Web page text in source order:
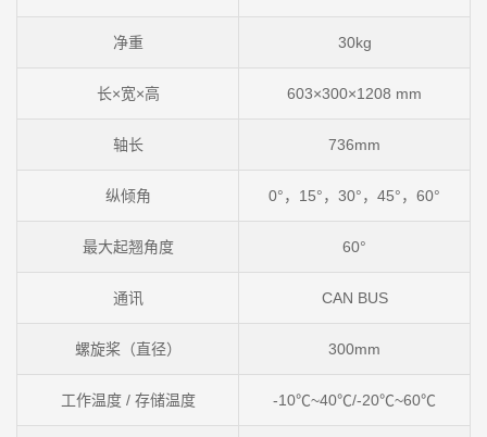
净重 30kg
长×宽×高 603×300×1208 mm
轴长 736mm
纵倾角 0°，15°，30°，45°，60°
最大起翘角度 60°
通讯 CAN BUS
螺旋桨（直径） 300mm
工作温度 / 存储温度 -10℃~40℃/-20℃~60℃